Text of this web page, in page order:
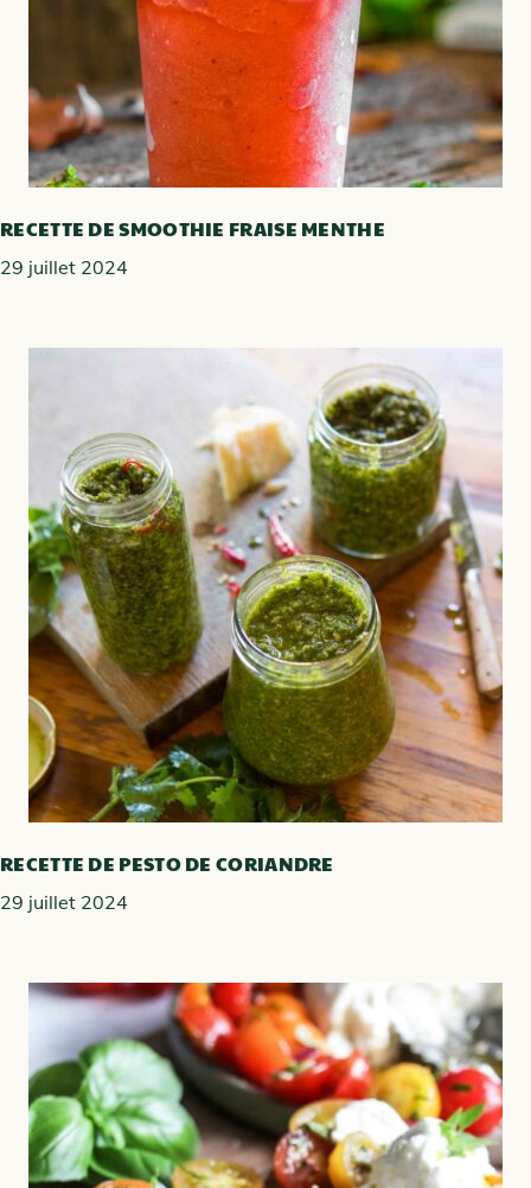
RECETTE DE SMOOTHIE FRAISE MENTHE
29 juillet 2024
RECETTE DE PESTO DE CORIANDRE
29 juillet 2024